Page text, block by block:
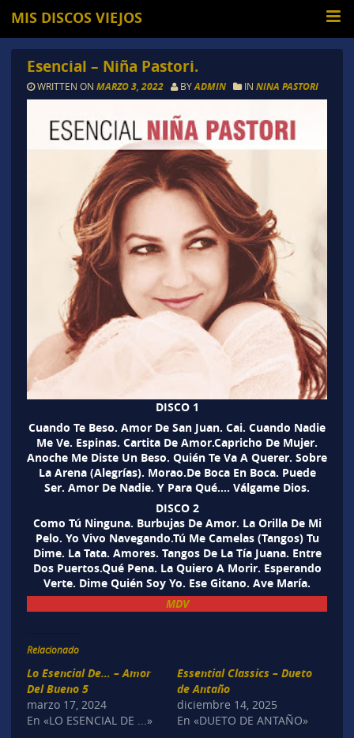
MIS DISCOS VIEJOS
Esencial – Niña Pastori.
WRITTEN ON MARZO 3, 2022 BYADMIN IN NINA PASTORI
DISCO 1
Cuando Te Beso. Amor De San Juan. Cai. Cuando Nadie
Me Ve. Espinas. Cartita De Amor.Capricho De Mujer.
Anoche Me Diste Un Beso. Quién Te Va A Querer. Sobre
La Arena (Alegrías). Morao.De Boca En Boca. Puede
Ser. Amor De Nadie. Y Para Qué…. Válgame Dios.
DISCO 2
Como Tú Ninguna. Burbujas De Amor. La Orilla De Mi
Pelo. Yo Vivo Navegando.Tú Me Camelas (Tangos) Tu
Dime. La Tata. Amores. Tangos De La Tía Juana. Entre
Dos Puertos.Qué Pena. La Quiero A Morir. Esperando
Verte. Dime Quién Soy Yo. Ese Gitano. Ave María.
MDV
Relacionado
Lo Esencial De… – Amor
Del Bueno 5
marzo 17, 2024
En «LO ESENCIAL DE ...»
Essential Classics – Dueto
de Antaño
diciembre 14, 2025
En «DUETO DE ANTAÑO»